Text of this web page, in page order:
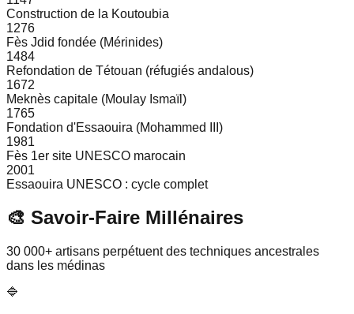
Construction de la Koutoubia
1276
Fès Jdid fondée (Mérinides)
1484
Refondation de Tétouan (réfugiés andalous)
1672
Meknès capitale (Moulay Ismaïl)
1765
Fondation d'Essaouira (Mohammed III)
1981
Fès 1er site UNESCO marocain
2001
Essaouira UNESCO : cycle complet
🎨 Savoir-Faire Millénaires
30 000+ artisans perpétuent des techniques ancestrales
dans les médinas
🔷